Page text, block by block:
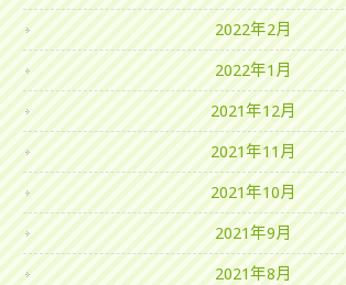
2022年2月
2022年1月
2021年12月
2021年11月
2021年10月
2021年9月
2021年8月